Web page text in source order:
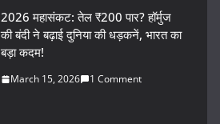
2026 महासंकट: तेल ₹200 पार? हॉर्मुज
की बंदी ने बढ़ाई दुनिया की धड़कनें, भारत का
बड़ा कदम!
March 15, 2026 1 Comment